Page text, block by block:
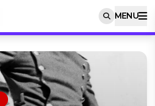
MENU